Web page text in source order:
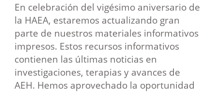
En celebración del vigésimo aniversario de
la HAEA, estaremos actualizando gran
parte de nuestros materiales informativos
impresos. Estos recursos informativos
contienen las últimas noticias en
investigaciones, terapias y avances de
AEH. Hemos aprovechado la oportunidad